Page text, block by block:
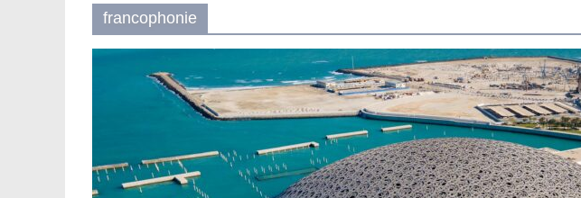
francophonie